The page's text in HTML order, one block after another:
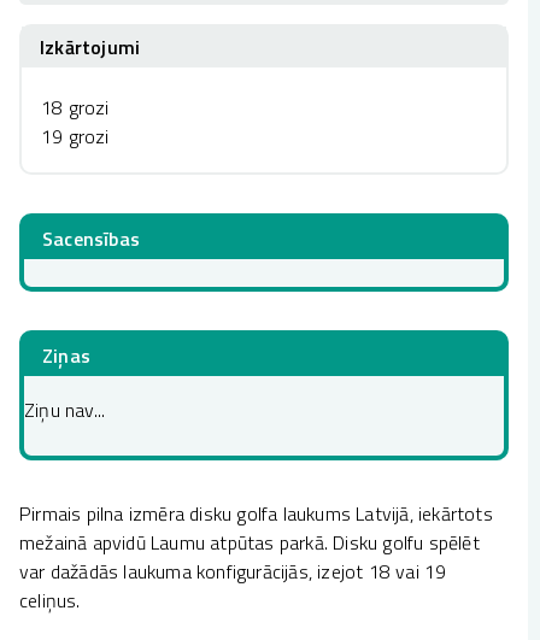
Izkārtojumi
18 grozi
19 grozi
Sacensības
Ziņas
Ziņu nav...
Pirmais pilna izmēra disku golfa laukums Latvijā, iekārtots
mežainā apvidū Laumu atpūtas parkā. Disku golfu spēlēt
var dažādās laukuma konfigurācijās, izejot 18 vai 19
celiņus.